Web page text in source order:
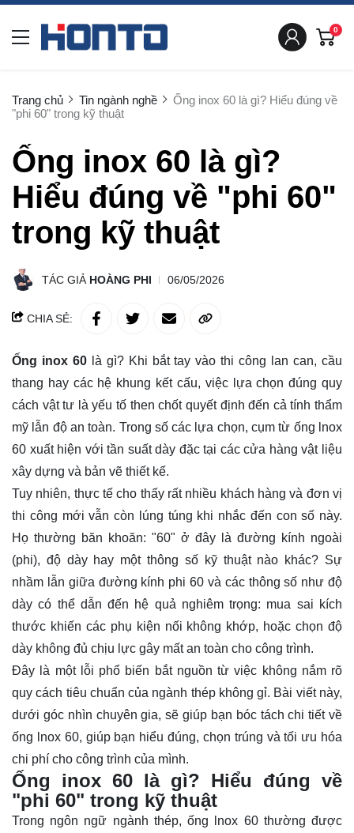
0
Trang chủ Tin ngành nghề
Ống inox 60 là gì? Hiểu đúng về
"phi 60" trong kỹ thuật
Ống inox 60 là gì?
Hiểu đúng về "phi 60"
trong kỹ thuật
TÁC GIẢ HOÀNG PHI 06/05/2026
CHIA SẺ:
Ống inox 60là gì? Khi bắt tay vào thi công lan can, cầu
thang hay các hệ khung kết cấu, việc lựa chọn đúng quy
cách vật tư là yếu tố then chốt quyết định đến cả tính thẩm
mỹ lẫn độ an toàn. Trong số các lựa chọn, cụm từ ống lnox
60 xuất hiện với tần suất dày đặc tại các cửa hàng vật liệu
xây dựng và bản vẽ thiết kế.
Tuy nhiên, thực tế cho thấy rất nhiều khách hàng và đơn vị
thi công mới vẫn còn lúng túng khi nhắc đến con số này.
Họ thường băn khoăn: "60" ở đây là đường kính ngoài
(phi), độ dày hay một thông số kỹ thuật nào khác? Sự
nhầm lẫn giữa đường kính phi 60 và các thông số như độ
dày có thể dẫn đến hệ quả nghiêm trọng: mua sai kích
thước khiến các phụ kiện nối không khớp, hoặc chọn độ
dày không đủ chịu lực gây mất an toàn cho công trình.
Đây là một lỗi phổ biến bắt nguồn từ việc không nắm rõ
quy cách tiêu chuẩn của ngành thép không gỉ. Bài viết này,
dưới góc nhìn chuyên gia, sẽ giúp bạn bóc tách chi tiết về
ống lnox 60, giúp bạn hiểu đúng, chọn trúng và tối ưu hóa
chi phí cho công trình của mình.
Ống inox 60 là gì? Hiểu đúng về
"phi 60" trong kỹ thuật
Trong ngôn ngữ ngành thép,ống lnox 60thường được